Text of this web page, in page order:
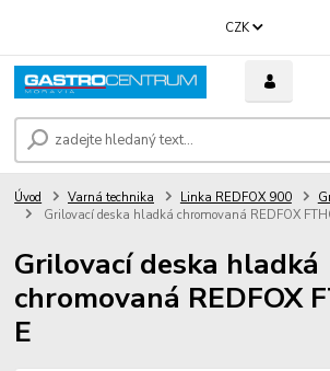
CZK
Úvod Varná technika Linka REDFOX 900
Grilovací deska hladká chromovaná REDFOX
Grilovací deska hladká
chromovaná REDFOX
E